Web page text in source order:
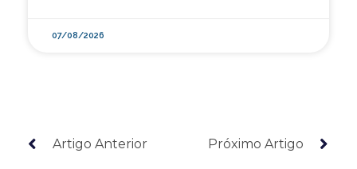
07/08/2026
Artigo Anterior Próximo Artigo